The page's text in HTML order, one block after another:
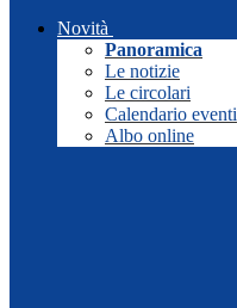
Novità
Panoramica
Le notizie
Le circolari
Calendario eventi
Albo online